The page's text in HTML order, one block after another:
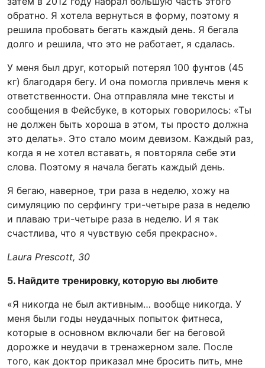
обратно. Я хотела вернуться в форму, поэтому я
решила пробовать бегать каждый день. Я бегала
долго и решила, что это не работает, я сдалась.
У меня был друг, который потерял 100 фунтов (45
кг) благодаря бегу. И она помогла привлечь меня к
ответственности. Она отправляла мне тексты и
сообщения в Фейсбуке, в которых говорилось: «Ты
не должен быть хороша в этом, ты просто должна
это делать». Это стало моим девизом. Каждый раз,
когда я не хотел вставать, я повторяла себе эти
слова. Поэтому я начала бегать каждый день.
Я бегаю, наверное, три раза в неделю, хожу на
симуляцию по серфингу три-четыре раза в неделю
и плаваю три-четыре раза в неделю. И я так
счастлива, что я чувствую себя прекрасно».
Laura Prescott, 30
5. Найдите тренировку, которую вы любите
«Я никогда не был активным… вообще никогда. У
меня были годы неудачных попыток фитнеса,
которые в основном включали бег на беговой
дорожке и неудачи в тренажерном зале. После
того, как доктор приказал мне бросить пить, мне